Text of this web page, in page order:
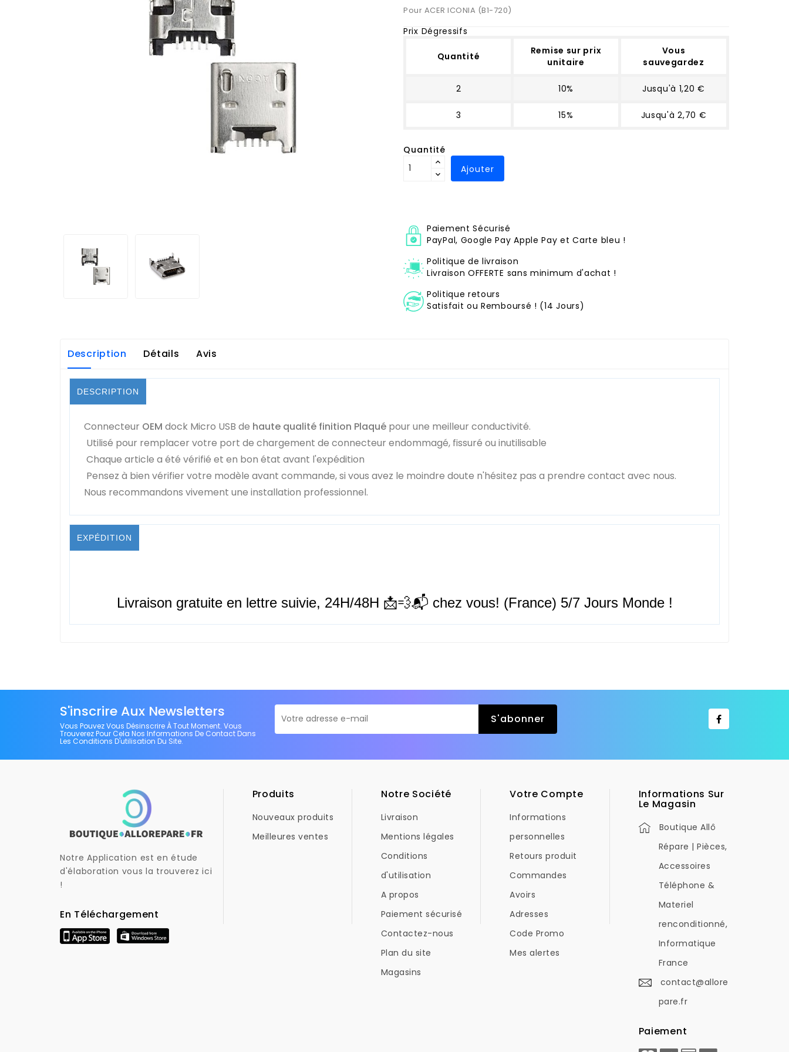
Pour ACER ICONIA (B1-720)
Prix Dégressifs
Quantité
Remise sur prix
unitaire
Vous
sauvegardez
2 10% Jusqu'à 1,20 €
3 15% Jusqu'à 2,70 €
Quantité
Ajouter
Paiement Sécurisé
PayPal, Google Pay Apple Pay et Carte bleu !
Politique de livraison
Livraison OFFERTE sans minimum d'achat !
Politique retours
Satisfait ou Remboursé ! (14 Jours)
Description Détails Avis
DESCRIPTION
Connecteur OEM dock Micro USB de haute qualité finition Plaqué pour une meilleur conductivité.
Utilisé pour remplacer votre port de chargement de connecteur endommagé, fissuré ou inutilisable
Chaque article a été vérifié et en bon état avant l'expédition
Pensez à bien vérifier votre modèle avant commande, si vous avez le moindre doute n'hésitez pas a prendre contact avec nous.
Nous recommandons vivement une installation professionnel.
EXPÉDITION
Livraison gratuite en lettre suivie, 24H/48H 📩💨📬 chez vous! (France) 5/7 Jours Monde !
S'inscrire Aux Newsletters
Vous Pouvez Vous Désinscrire À Tout Moment. Vous
Trouverez Pour Cela Nos Informations De Contact Dans
Les Conditions D'utilisation Du Site.
Notre Application est en étude
d'élaboration vous la trouverez ici
!
En Téléchargement
Produits
Nouveaux produits
Meilleures ventes
Notre Société
Livraison
Mentions légales
Conditions
d'utilisation
A propos
Paiement sécurisé
Contactez-nous
Plan du site
Magasins
Votre Compte
Informations
personnelles
Retours produit
Commandes
Avoirs
Adresses
Code Promo
Mes alertes
Informations Sur
Le Magasin
Boutique Allô
Répare | Pièces,
Accessoires
Téléphone &
Materiel
renconditionné,
Informatique
France
contact@allore
pare.fr
Paiement